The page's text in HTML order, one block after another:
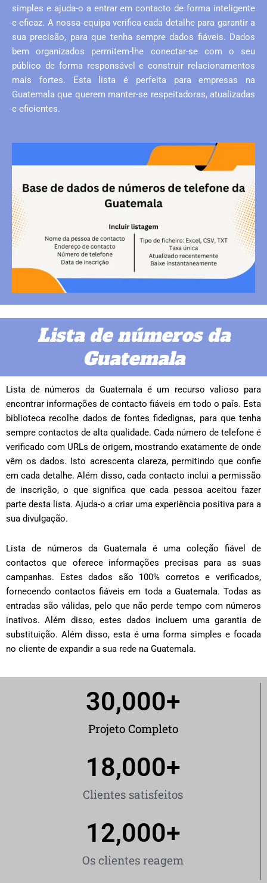
simples e ajuda-o a entrar em contacto de forma inteligente
e eficaz. A nossa equipa verifica cada detalhe para garantir a
sua precisão, para que tenha sempre dados fiáveis. Dados
bem organizados permitem-lhe conectar-se com o seu
público de forma responsável e construir relacionamentos
mais fortes. Esta lista é perfeita para empresas na
Guatemala que querem manter-se respeitadoras, atualizadas
e eficientes.
Lista de números da
Guatemala
Lista de números da Guatemala é um recurso valioso para
encontrar informações de contacto fiáveis ​​em todo o país. Esta
biblioteca recolhe dados de fontes fidedignas, para que tenha
sempre contactos de alta qualidade. Cada número de telefone é
verificado com URLs de origem, mostrando exatamente de onde
vêm os dados. Isto acrescenta clareza, permitindo que confie
em cada detalhe. Além disso, cada contacto inclui a permissão
de inscrição, o que significa que cada pessoa aceitou fazer
parte desta lista. Ajuda-o a criar uma experiência positiva para a
sua divulgação.
Lista de números da Guatemala é uma coleção fiável de
contactos que oferece informações precisas para as suas
campanhas. Estes dados são 100% corretos e verificados,
fornecendo contactos fiáveis ​​em toda a Guatemala. Todas as
entradas são válidas, pelo que não perde tempo com números
inativos. Além disso, estes dados incluem uma garantia de
substituição. Além disso, esta é uma forma simples e focada
no cliente de expandir a sua rede na Guatemala.
Projeto Completo
30,000+
Clientes satisfeitos
18,000+
Os clientes reagem
12,000+